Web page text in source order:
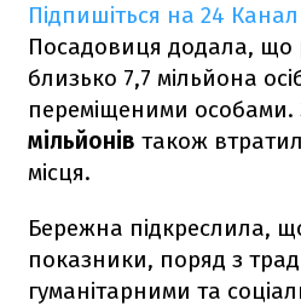
Підпишіться на 24
Посадовиця додала, що
близько 7,7 мільйона
переміщеними особами.
мільйонів також
місця.
Бережна підкреслила,
показники, поряд з
гуманітарними та